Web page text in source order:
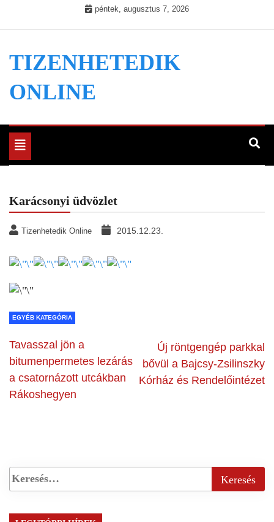
péntek, augusztus 7, 2026
TIZENHETEDIK
ONLINE
Toggle
navigation
Karácsonyi üdvözlet
Tizenhetedik Online 2015.12.23.
EGYÉB KATEGÓRIA
Tavasszal jön a
bitumenpermetes lezárás
a csatornázott utcákban
Rákoshegyen
Új röntgengép parkkal
bővül a Bajcsy-Zsilinszky
Kórház és Rendelőintézet